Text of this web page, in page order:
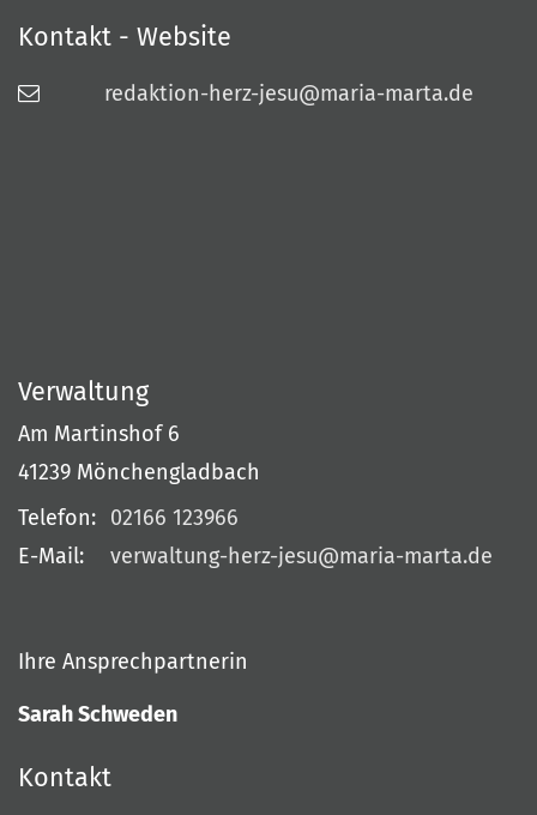
Kontakt - Website
redaktion-herz-jesu@maria-marta.de
Verwaltung
Am Martinshof 6
41239 Mönchengladbach
Telefon: 02166 123966
E-Mail:
verwaltung-herz-jesu@maria-marta.de
Ihre Ansprechpartnerin
Sarah Schweden
Kontakt